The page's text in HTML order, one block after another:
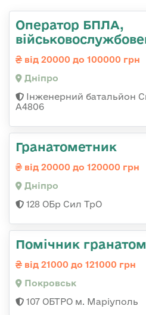
Оператор БПЛА,
від 20000 до 100000 грн
Дніпро
Інженерний батальйон
А4806
Гранатометник
від 20000 до 120000 грн
Дніпро
128 ОБр Сил ТрО
Помічник
від 21000 до 121000 грн
Покровськ
107 ОБТРО м. Маріуполь